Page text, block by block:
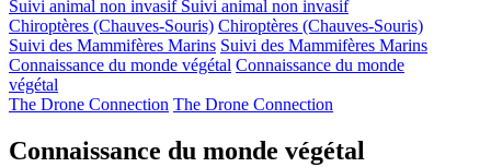
Suivi animal non invasif Suivi animal non invasif
Chiroptères (Chauves-Souris) Chiroptères (Chauves-Souris)
Suivi des Mammifères Marins Suivi des Mammifères Marins
Connaissance du monde végétal Connaissance du monde
végétal
The Drone Connection The Drone Connection
Connaissance du monde végétal